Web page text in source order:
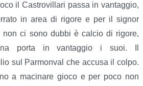
il Castrovillari passa in vantaggio,
in area di rigore e per il signor
non ci sono dubbi è calcio di rigore,
porta in vantaggio i suoi. Il
sul Parmonval che accusa il colpo.
a macinare gioco e per poco non